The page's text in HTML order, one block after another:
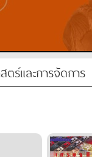
ร์และการจัดการ